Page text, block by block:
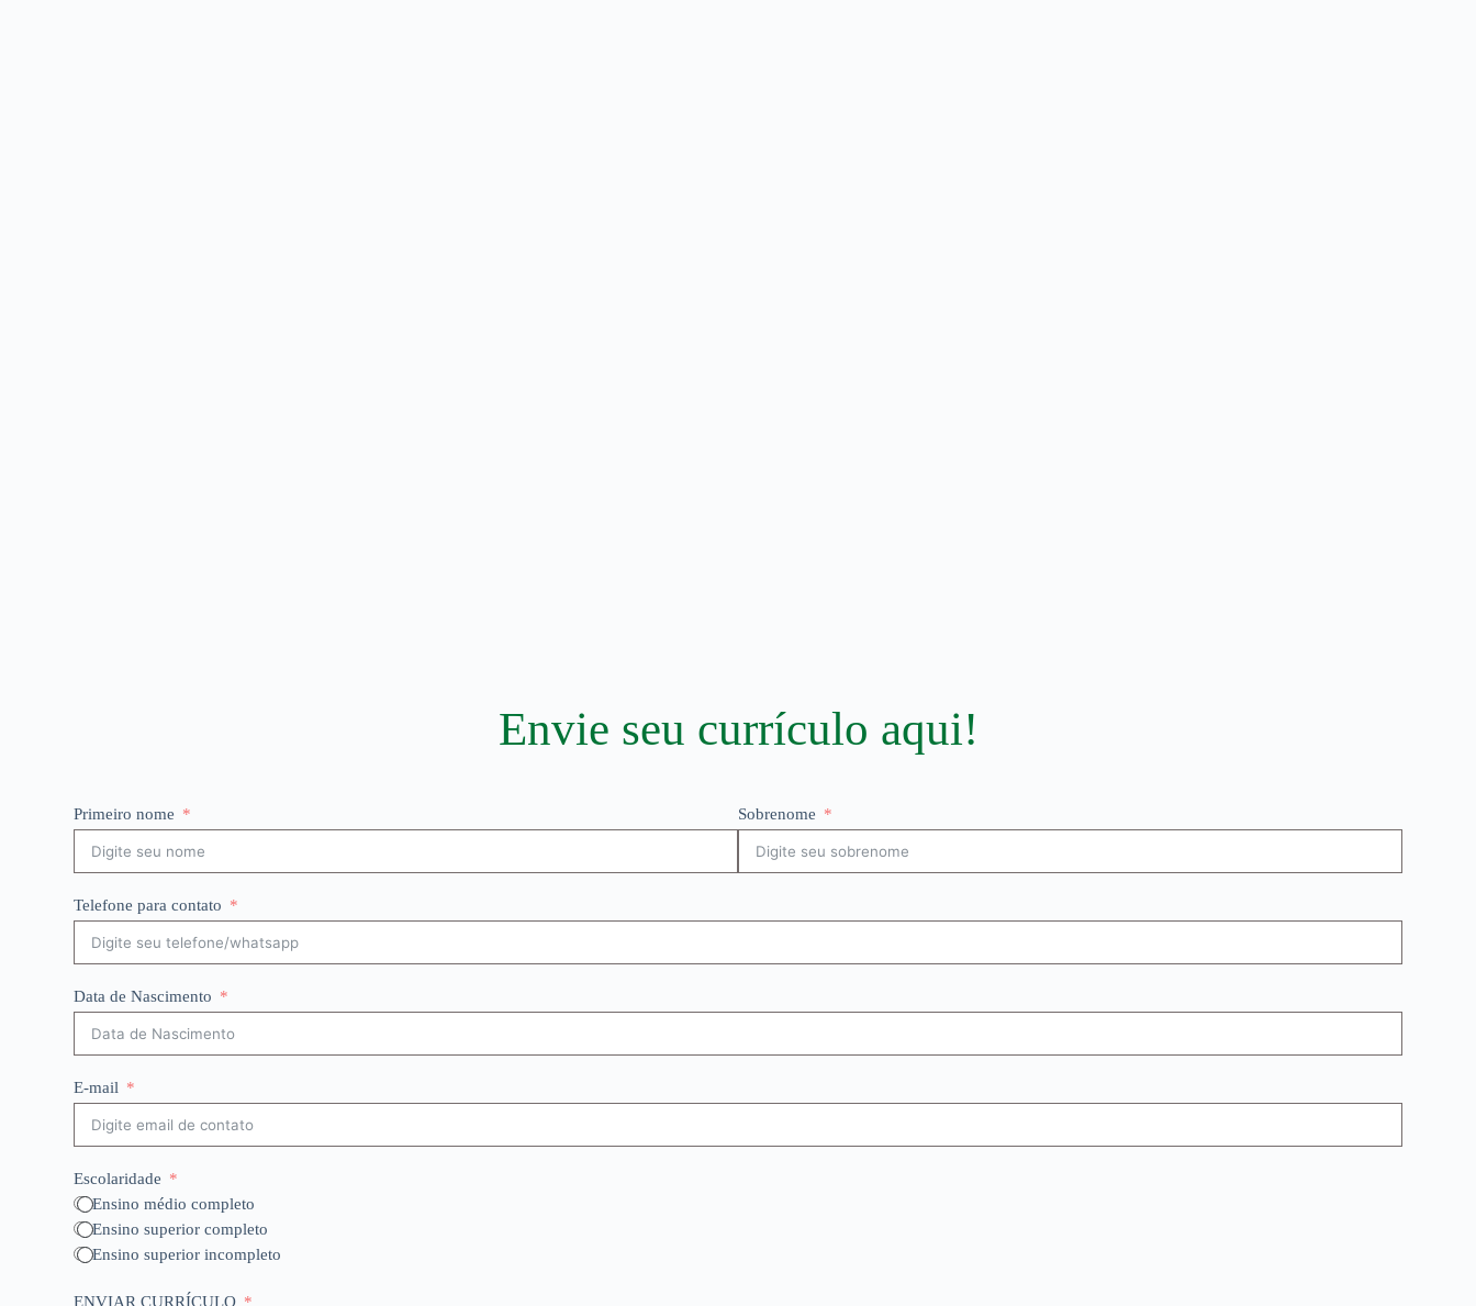
Envie seu currículo aqui!
Primeiro nome Sobrenome
Telefone para contato
Data de Nascimento
E-mail
Escolaridade
Ensino médio completo
Ensino superior completo
Ensino superior incompleto
ENVIAR CURRÍCULO